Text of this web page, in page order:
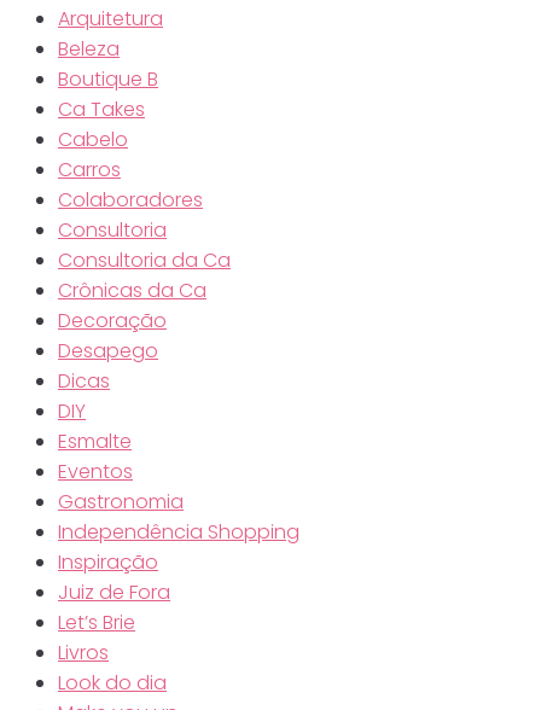
Arquitetura
Beleza
Boutique B
Ca Takes
Cabelo
Carros
Colaboradores
Consultoria
Consultoria da Ca
Crônicas da Ca
Decoração
Desapego
Dicas
DIY
Esmalte
Eventos
Gastronomia
Independência Shopping
Inspiração
Juiz de Fora
Let’s Brie
Livros
Look do dia